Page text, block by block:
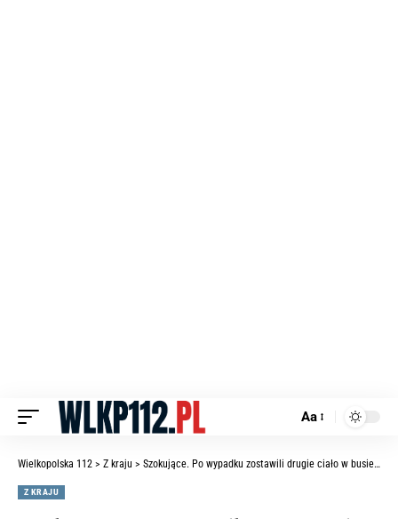
Aa
Wielkopolska 112 > Z kraju > Szokujące. Po wypadku zostawili drugie ciało w busie. Nikt nie zauważył ciała. Bus ze zwłokami trafił na parking
Z KRAJU